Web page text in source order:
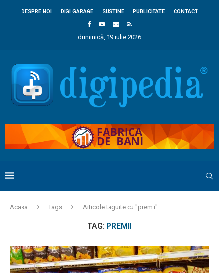
DESPRE NOI DIGI GARAGE SUSTINE PUBLICITATE CONTACT
duminică, 19 iulie 2026
Acasa Tags Articole taguite cu "premii"
TAG: PREMII